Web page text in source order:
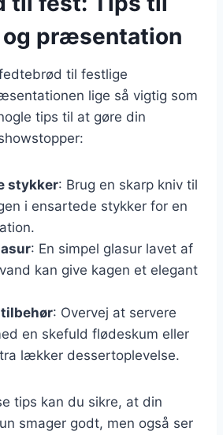
præsentation
til festlige
lige så vigtig som
tips til at gøre din
stykker: Brug en skarp kniv til
i ensartede stykker for en
: En simpel glasur lavet af
kan give kagen et elegant
tilbehør: Overvej at servere
en skefuld flødeskum eller
lækker dessertoplevelse.
tips kan du sikre, at din
smager godt, men også ser